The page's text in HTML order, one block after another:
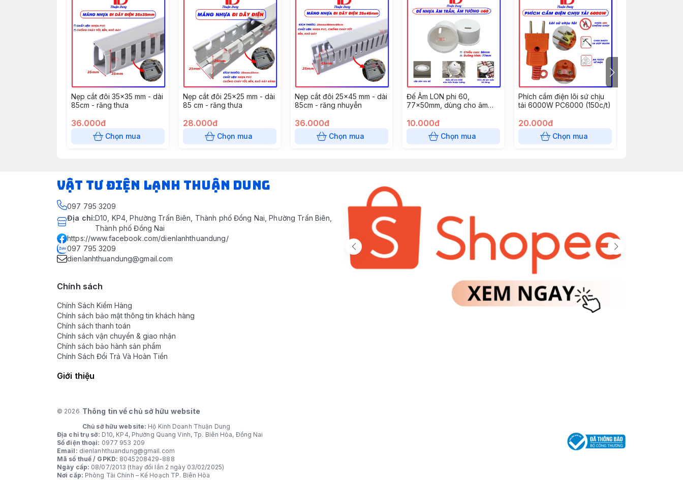
Nẹp cắt đôi 35x35 mm - dài
85cm - răng thưa
36.000đ
Chọn mua
Nẹp cắt đôi 25x25 mm - dài
85 cm - răng thưa
28.000đ
Chọn mua
Nẹp cắt đôi 25x45 mm - dài
85cm - răng nhuyễn
36.000đ
Chọn mua
Đế Âm LON phi 60,
77x50mm, dùng cho âm
(10 cái/gói)
10.000đ
Chọn mua
Phích cắm điện lõi sứ chịu
tải 6000W PC6000 (150c/t)
20.000đ
Chọn mua
VẬT TƯ ĐIỆN LẠNH THUẬN DUNG
097 795 3209
Địa chỉ:D10, KP4, Phường Trấn Biên, Thành phố Đồng Nai, Phường Trấn Biên,
Thành phố Đồng Nai
https://www.facebook.com/dienlanhthuandung/
097 795 3209
dienlanhthuandung@gmail.com
Chính sách
Chính Sách Kiểm Hàng
Chính sách bảo mật thông tin khách hàng
Chính sách thanh toán
Chính sách vận chuyển & giao nhận
Chính sách bảo hành sản phẩm
Chính Sách Đổi Trả Và Hoàn Tiền
Giới thiệu
© 2026 Thông tin về chủ sở hữu website
Chủ sở hữu website: Hộ Kinh Doanh Thuận Dung
Địa chỉ trụ sở: D10, KP4, Phường Quang Vinh, Tp. Biên Hòa, Đồng Nai
Số điện thoại: 0977 953 209
Email: dienlanhthuandung@gmail.com
Mã số thuế / GPKD: 8045208429-888
Ngày cấp: 08/07/2013 (thay đổi lần 2 ngày 03/02/2025)
Nơi cấp: Phòng Tài Chính – Kế Hoạch TP. Biên Hòa